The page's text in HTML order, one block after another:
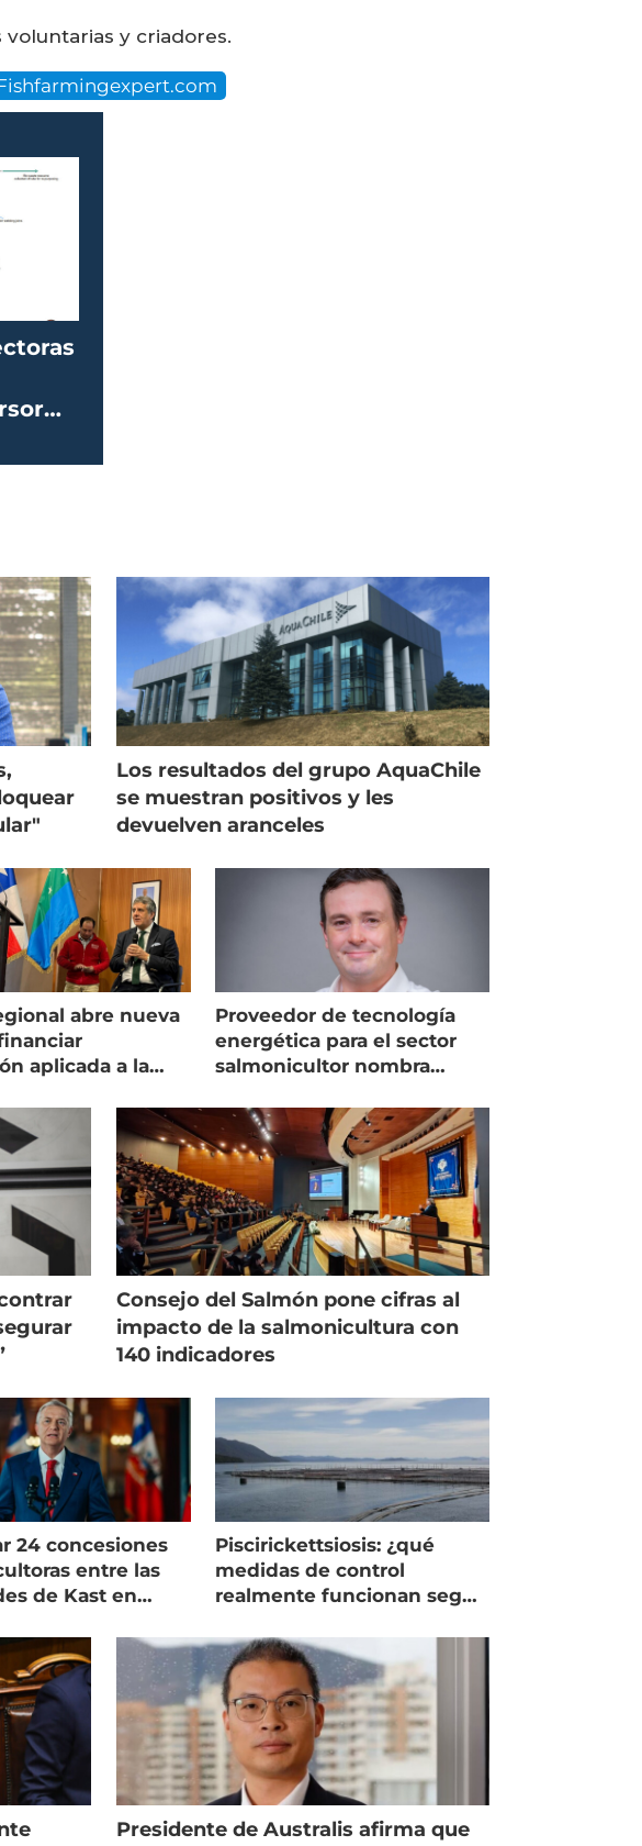
y criadores.
Los resultados del grupo AquaChile
se muestran positivos y les
devuelven aranceles
abre nueva
aplicada a la
Proveedor de tecnología
energética para el sector
salmonicultor nombra
Consejo del Salmón pone cifras al
impacto de la salmonicultura con
140 indicadores
24 concesiones
entre las
de Kast en
Piscirickettsiosis: ¿qué
medidas de control
realmente funcionan según
Presidente de Australis afirma que